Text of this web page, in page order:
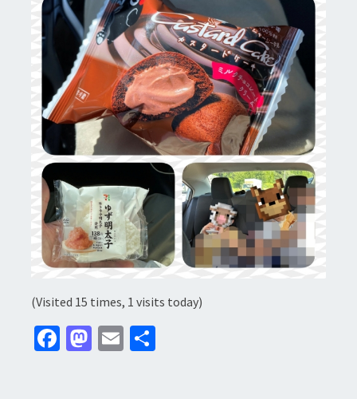
(Visited 15 times, 1 visits today)
Fa M E